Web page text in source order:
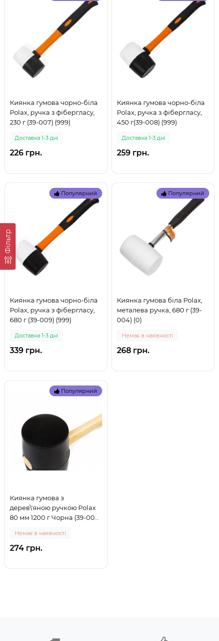
Фільтр
Киянка гумова чорно-біла
Polax, ручка з фібергласу,
230 г (39-007) (999)
Доставка 1-3 дні
226 грн.
Киянка гумова чорно-біла
Polax, ручка з фібергласу,
450 г(39-008) (999)
Доставка 1-3 дні
259 грн.
Популярний
Киянка гумова чорно-біла
Polax, ручка з фібергласу,
680 г (39-009) (999)
Доставка 1-3 дні
339 грн.
Популярний
Киянка гумова біла Polax,
металева ручка, 680 г (39-
004) (0)
Немає в наявності
268 грн.
Популярний
Киянка гумова з
дерев\'яною ручкою Polax
80 мм 1200 г Чорна (39-006)
Немає в наявності
274 грн.